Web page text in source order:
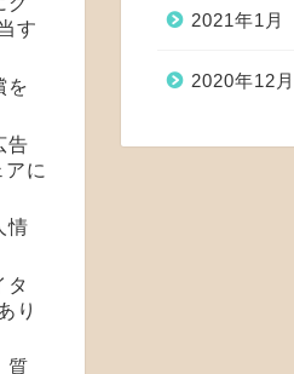
す
を
告
に
情
タ
り
質
2021年1月
2020年12月